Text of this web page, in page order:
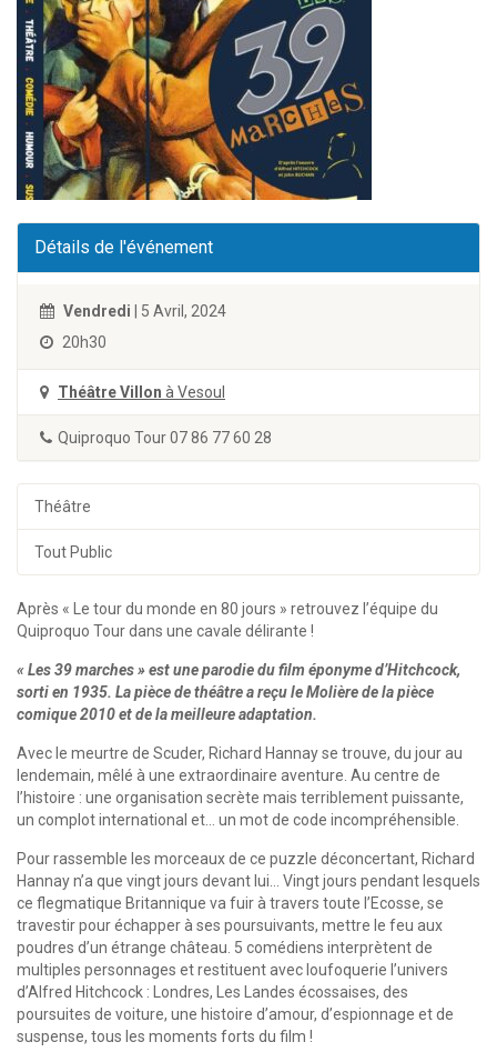
Détails de l'événement
Vendredi | 5 Avril, 2024
20h30
Théâtre Villon à Vesoul
Quiproquo Tour 07 86 77 60 28
Théâtre
Tout Public
Après « Le tour du monde en 80 jours » retrouvez l’équipe du
Quiproquo Tour dans une cavale délirante !
« Les 39 marches » est une parodie du film éponyme d’Hitchcock,
sorti en 1935. La pièce de théâtre a reçu le Molière de la pièce
comique 2010 et de la meilleure adaptation.
Avec le meurtre de Scuder, Richard Hannay se trouve, du jour au
lendemain, mêlé à une extraordinaire aventure. Au centre de
l’histoire : une organisation secrète mais terriblement puissante,
un complot international et… un mot de code incompréhensible.
Pour rassemble les morceaux de ce puzzle déconcertant, Richard
Hannay n’a que vingt jours devant lui… Vingt jours pendant lesquels
ce flegmatique Britannique va fuir à travers toute l’Ecosse, se
travestir pour échapper à ses poursuivants, mettre le feu aux
poudres d’un étrange château. 5 comédiens interprètent de
multiples personnages et restituent avec loufoquerie l’univers
d’Alfred Hitchcock : Londres, Les Landes écossaises, des
poursuites de voiture, une histoire d’amour, d’espionnage et de
suspense, tous les moments forts du film !